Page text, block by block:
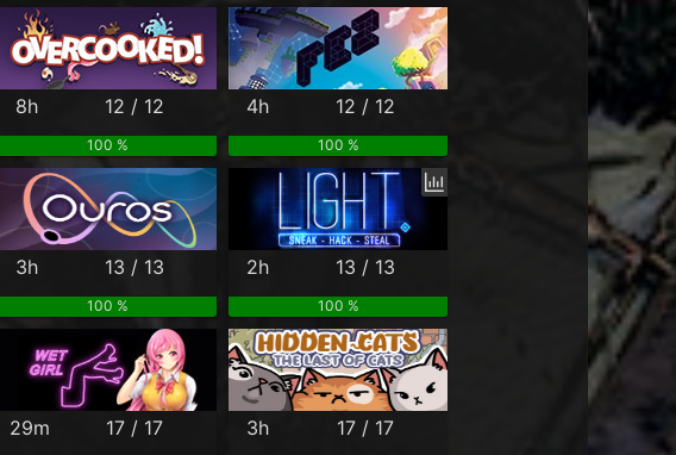
8h 12 / 12
100 %
4h 12 / 12
100 %
3h 13 / 13
100 %
2h 13 / 13
100 %
29m 17 / 17 3h 17 / 17